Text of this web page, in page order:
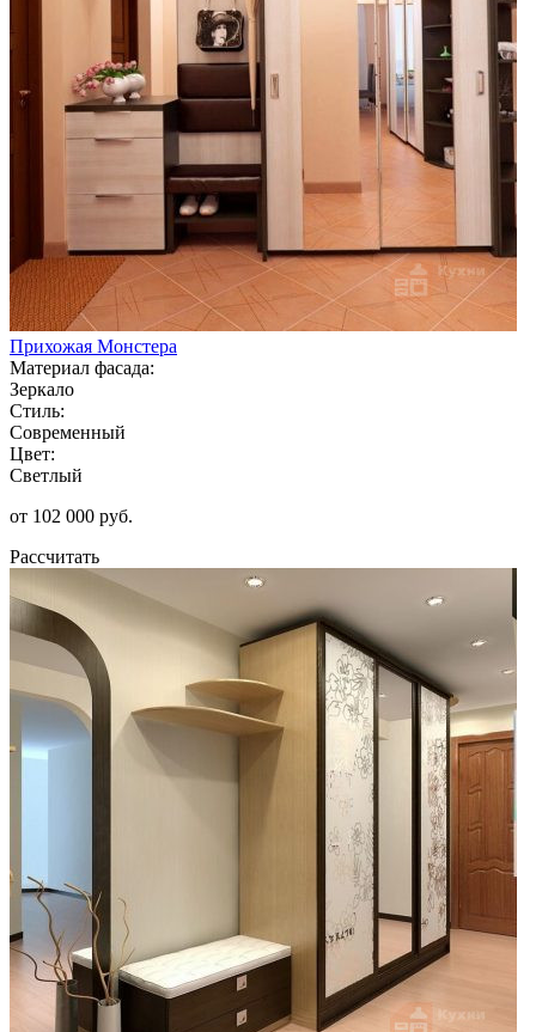
Прихожая Монстера
Материал фасада:
Зеркало
Стиль:
Современный
Цвет:
Светлый
от 102 000 руб.
Рассчитать